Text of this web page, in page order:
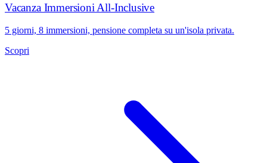
Vacanza Immersioni All-Inclusive
5 giorni, 8 immersioni, pensione completa su un'isola privata.
Scopri